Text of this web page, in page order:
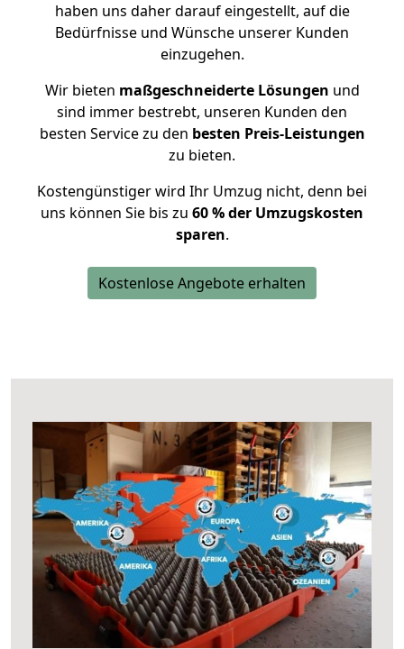
haben uns daher darauf eingestellt, auf die
Bedürfnisse und Wünsche unserer Kunden
einzugehen.
Wir bieten maßgeschneiderte Lösungen und
sind immer bestrebt, unseren Kunden den
besten Service zu den besten Preis-Leistungen
zu bieten.
Kostengünstiger wird Ihr Umzug nicht, denn bei
uns können Sie bis zu 60 % der Umzugskosten
sparen.
Kostenlose Angebote erhalten